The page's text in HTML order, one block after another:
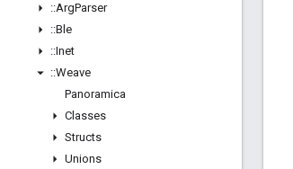
::ArgParser
::Ble
::Inet
::Weave
Panoramica
Classes
Structs
Unions